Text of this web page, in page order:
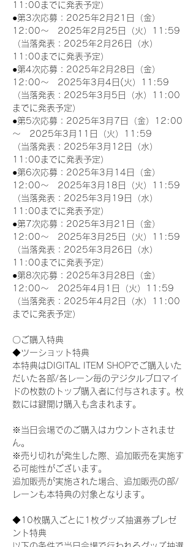
11:00までに発表予定）
●第3次応募：2025年2月21日（金）
12:00～　2025年2月25日（火）11:59
（当落発表：2025年2月26日（水）
11:00までに発表予定）
●第4次応募：2025年2月28日（金）
12:00～　2025年3月4日(火）11:59
（当落発表：2025年3月5日（水）11:00
までに発表予定）
●第5次応募：2025年3月7日（金）12:00
～　2025年3月11日（火）11:59
（当落発表：2025年3月12日（水）
11:00までに発表予定）
●第6次応募：2025年3月14日（金）
12:00～　2025年3月18日（火）11:59
（当落発表：2025年3月19日（水）
11:00までに発表予定）
●第7次応募：2025年3月21日（金）
12:00～　2025年3月25日（火）11:59
（当落発表：2025年3月26日（水）
11:00までに発表予定）
●第8次応募：2025年3月28日（金）
12:00～　2025年4月1日（火）11:59
（当落発表：2025年4月2日（水）11:00
までに発表予定）
〇ご購入特典
◆ツーショット特典
本特典はDIGITAL ITEM SHOPでご購入いた
だいた各部/各レーン毎のデジタルブロマイ
ドの枚数のトップ購入者に付与されます。枚
数には鍵開け購入も含まれます。
※当日会場でのご購入はカウントされませ
ん。
※売り切れが発生した際、追加販売を実施す
る可能性がございます。
追加販売が実施された場合、追加販売の部/
レーンも本特典の対象となります。
◆10枚購入ごとに1枚グッズ抽選券プレゼ
ント特典